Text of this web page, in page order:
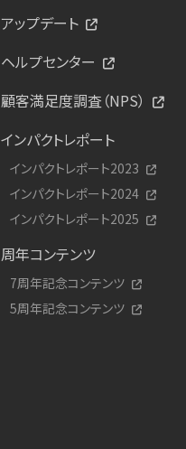
アップデート
ヘルプセンター
顧客満足度調査（NPS）
インパクトレポート
インパクトレポート2023
インパクトレポート2024
インパクトレポート2025
周年コンテンツ
7周年記念コンテンツ
5周年記念コンテンツ